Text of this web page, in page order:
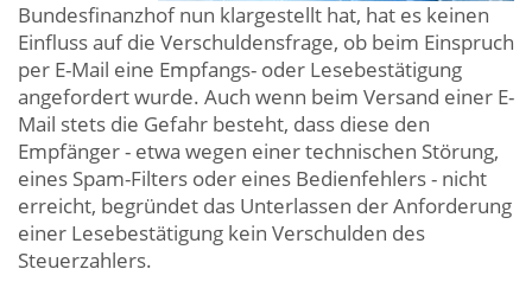
Bundesfinanzhof nun klargestellt hat, hat es keinen
Einfluss auf die Verschuldensfrage, ob beim Einspruch
per E-Mail eine Empfangs- oder Lesebestätigung
angefordert wurde. Auch wenn beim Versand einer E-
Mail stets die Gefahr besteht, dass diese den
Empfänger - etwa wegen einer technischen Störung,
eines Spam-Filters oder eines Bedienfehlers - nicht
erreicht, begründet das Unterlassen der Anforderung
einer Lesebestätigung kein Verschulden des
Steuerzahlers.